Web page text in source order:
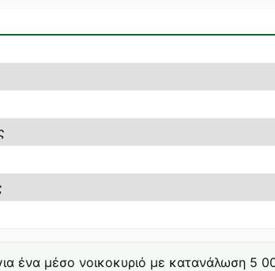
ένα μέσο νοικοκυριό με κατανάλωση 5